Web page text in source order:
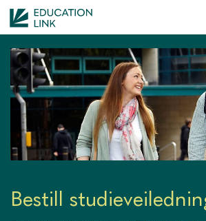
Bestill